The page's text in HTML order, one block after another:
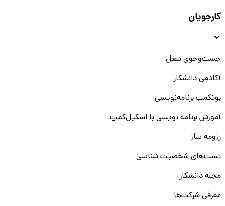
کارجویان
جست‌و‌جوی شغل
آکادمی دانشکار
بوتکمپ برنامه‌نویسی
آموزش برنامه نویسی با اسکیل‌کمپ
رزومه ساز
تست‌های شخصیت شناسی
مجله دانشکار
معرفی شرکت‌ها